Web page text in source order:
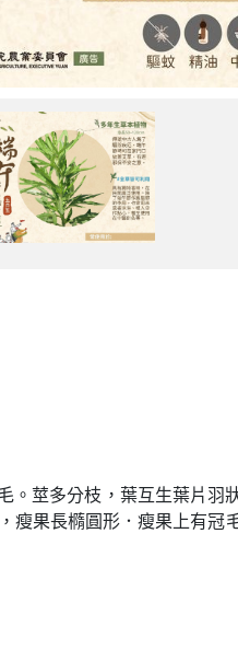
莖多分枝，葉互生葉片
果長橢圓形．瘦果上有